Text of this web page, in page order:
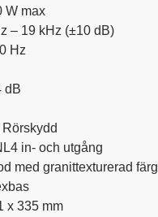
W max
– 19 kHz (±10 dB)
Hz
dB
Rörskydd
in- och utgång
med granittexturerad färg
x 335 mm